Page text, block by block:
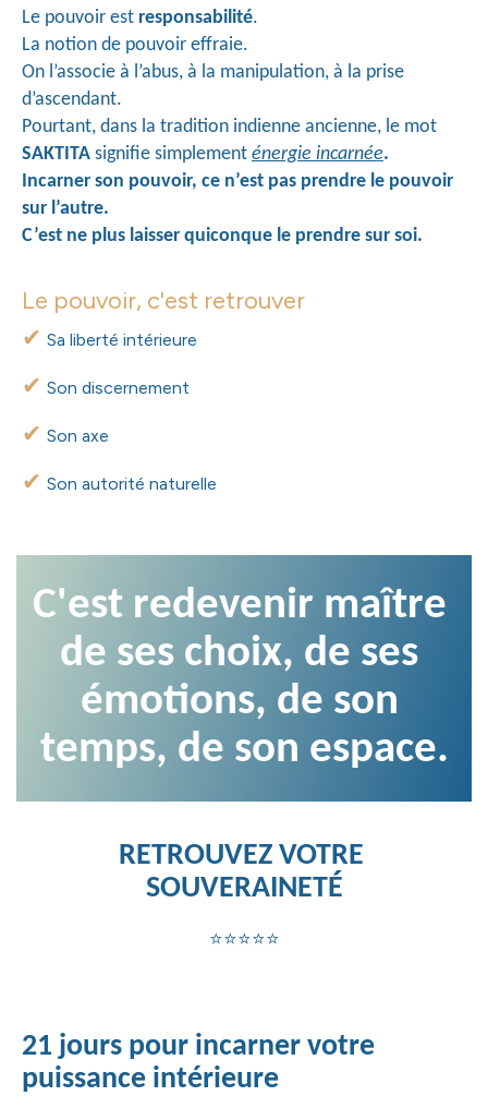
Le pouvoir est responsabilité.
La notion de pouvoir effraie.
On l’associe à l’abus, à la manipulation, à la prise
d’ascendant.
SAKTITA signifie simplement énergie incarnée.
Incarner son pouvoir, ce n’est pas prendre le pouvoir
sur l’autre.
C’est ne plus laisser quiconque le prendre sur soi.
Le pouvoir, c'est retrouver
✔ Sa liberté intérieure
✔ Son discernement
✔ Son axe
✔ Son autorité naturelle
C'est redevenir maître
de ses choix, de ses
émotions, de son
temps, de son espace.
RETROUVEZ VOTRE
SOUVERAINETÉ
⭐⭐⭐⭐⭐
21 jours pour incarner votre
puissance intérieure